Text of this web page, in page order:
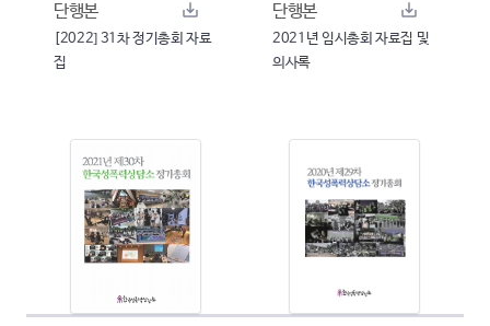
단행본
[2022] 31차 정기총회 자료
집
단행본
2021년 임시총회 자료집 및
의사록